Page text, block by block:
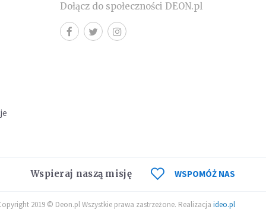
Dołącz do społeczności DEON.pl
Wspieraj naszą misję WSPOMÓŻ NAS
2019 © Deon.pl Wszystkie prawa zastrzeżone. Realizacja ideo.pl